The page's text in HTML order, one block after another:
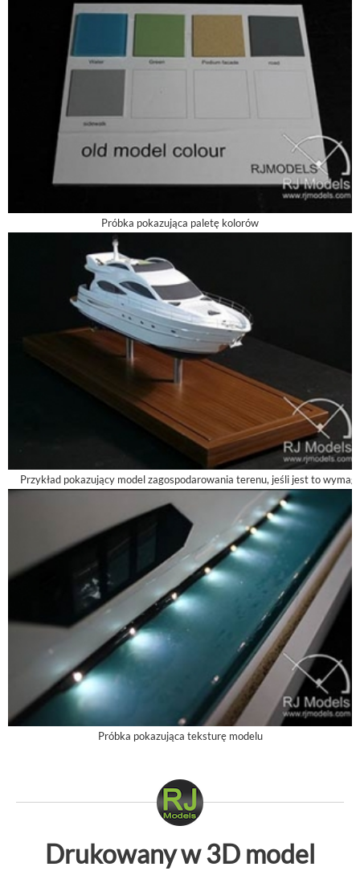
Próbka pokazująca paletę kolorów
Przykład pokazujący model zagospodarowania terenu, jeśli jest to
Próbka pokazująca teksturę modelu
Drukowany w 3D model